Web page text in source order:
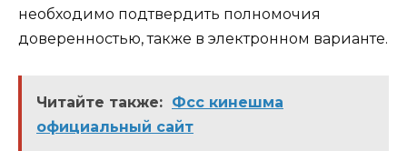
необходимо подтвердить полномочия
доверенностью, также в электронном варианте.
Читайте также: Фсс кинешма
официальный сайт